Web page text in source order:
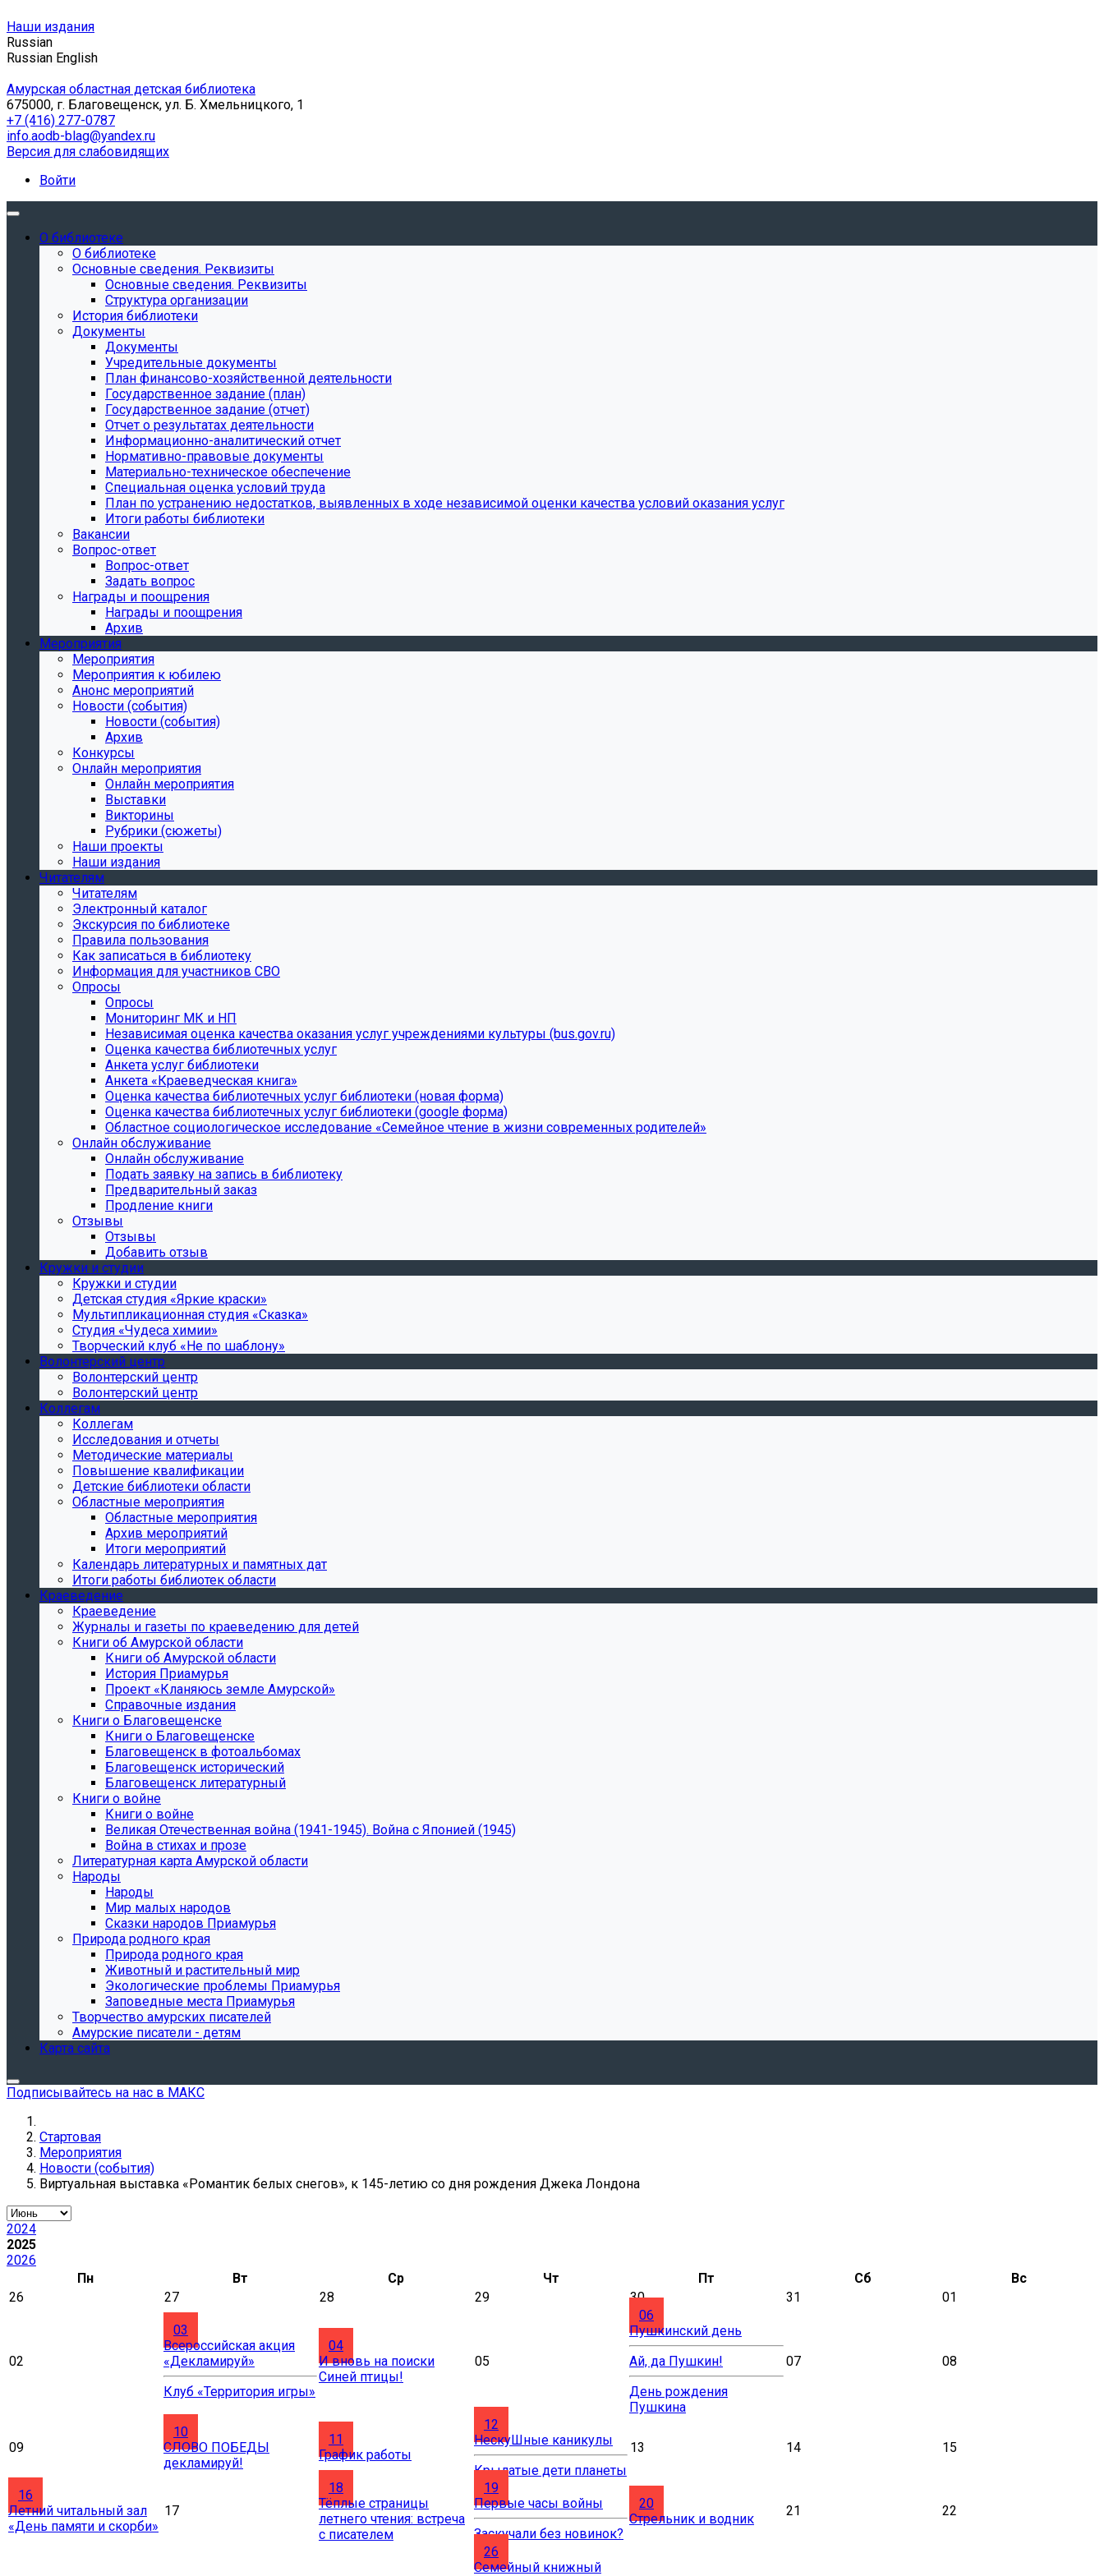
Наши издания
Russian
Russian English
Амурская областная детская библиотека
675000, г. Благовещенск, ул. Б. Хмельницкого, 1
+7 (416) 277-0787
info.aodb-blag@yandex.ru
Версия для слабовидящих
Войти
О библиотеке
О библиотеке
Основные сведения. Реквизиты
Основные сведения. Реквизиты
Структура организации
История библиотеки
Документы
Документы
Учредительные документы
План финансово-хозяйственной деятельности
Государственное задание (план)
Государственное задание (отчет)
Отчет о результатах деятельности
Информационно-аналитический отчет
Нормативно-правовые документы
Материально-техническое обеспечение
Специальная оценка условий труда
План по устранению недостатков, выявленных в ходе независимой оценки качества условий оказания услуг
Итоги работы библиотеки
Вакансии
Вопрос-ответ
Вопрос-ответ
Задать вопрос
Награды и поощрения
Награды и поощрения
Архив
Мероприятия
Мероприятия
Мероприятия к юбилею
Анонс мероприятий
Новости (события)
Новости (события)
Архив
Конкурсы
Онлайн мероприятия
Онлайн мероприятия
Выставки
Викторины
Рубрики (сюжеты)
Наши проекты
Наши издания
Читателям
Читателям
Электронный каталог
Экскурсия по библиотеке
Правила пользования
Как записаться в библиотеку
Информация для участников СВО
Опросы
Опросы
Мониторинг МК и НП
Независимая оценка качества оказания услуг учреждениями культуры (bus.gov.ru)
Оценка качества библиотечных услуг
Анкета услуг библиотеки
Анкета «Краеведческая книга»
Oценка качества библиотечных услуг библиотеки (новая форма)
Oценка качества библиотечных услуг библиотеки (google форма)
Областное социологическое исследование «Семейное чтение в жизни современных родителей»
Онлайн обслуживание
Онлайн обслуживание
Подать заявку на запись в библиотеку
Предварительный заказ
Продление книги
Отзывы
Отзывы
Добавить отзыв
Кружки и студии
Кружки и студии
Детская студия «Яркие краски»
Мультипликационная студия «Сказка»
Студия «Чудеса химии»
Творческий клуб «Не по шаблону»
Волонтерский центр
Волонтерский центр
Волонтерский центр
Коллегам
Коллегам
Исследования и отчеты
Методические материалы
Повышение квалификации
Детские библиотеки области
Областные мероприятия
Областные мероприятия
Архив мероприятий
Итоги мероприятий
Календарь литературных и памятных дат
Итоги работы библиотек области
Краеведение
Краеведение
Журналы и газеты по краеведению для детей
Книги об Амурской области
Книги об Амурской области
История Приамурья
Проект «Кланяюсь земле Амурской»
Справочные издания
Книги о Благовещенске
Книги о Благовещенске
Благовещенск в фотоальбомах
Благовещенск исторический
Благовещенск литературный
Книги о войне
Книги о войне
Великая Отечественная война (1941-1945). Война с Японией (1945)
Война в стихах и прозе
Литературная карта Амурской области
Народы
Народы
Мир малых народов
Сказки народов Приамурья
Природа родного края
Природа родного края
Животный и растительный мир
Экологические проблемы Приамурья
Заповедные места Приамурья
Творчество амурских писателей
Амурские писатели - детям
Карта сайта
Подписывайтесь на нас в МАКС
Стартовая
Мероприятия
Новости (события)
Виртуальная выставка «Романтик белых снегов», к 145-летию со дня рождения Джека Лондона
2024
2025
2026
Пн
Вт Ср Чт Пт Сб
Вс
26
27 28 29 30 31 01
02
03
Всероссийская акция
«Декламируй»
Клуб «Территория игры»
04
И вновь на поиски
Синей птицы!
05
06
Пушкинский день
Ай, да Пушкин!
День рождения
Пушкина
07 08
09
10
СЛОВО ПОБЕДЫ
декламируй!
11
График работы
12
НескуШные каникулы
Крылатые дети планеты
13 14 15
16
Летний читальный зал
«День памяти и скорби»
17
18
Тёплые страницы
летнего чтения: встреча
с писателем
19
Первые часы войны
Заскучали без новинок?
20
Стрельник и водник
21 22
26
Cемейный книжный